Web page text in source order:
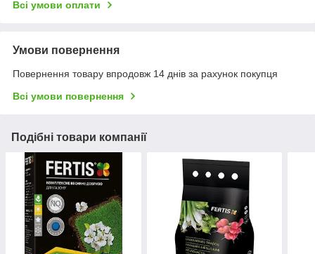
Всі умови оплати
Умови повернення
Повернення товару впродовж 14 днів за рахунок покупця
Всі умови повернення
Подібні товари компанії